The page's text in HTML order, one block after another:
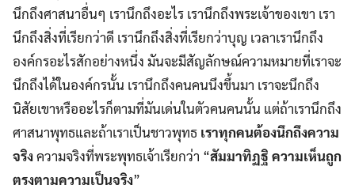
นึกถึงศาสนาอื่นๆ เรานึกถึงอะไร เรานึกถึงพระเจ้าของเขา เรา
นึกถึงสิ่งที่เรียกว่าดี เรานึกถึงสิ่งที่เรียกว่าบุญ เวลาเรานึกถึง
องค์กรอะไรสักอย่างหนึ่ง มันจะมีสัญลักษณ์ความหมายที่เราจะ
นึกถึงได้ในองค์กรนั้น เรานึกถึงคนคนนึงขึ้นมา เราจะนึกถึง
นิสัยเขาหรืออะไรก็ตามที่มันเด่นในตัวคนคนนั้น แต่ถ้าเรานึกถึง
ศาสนาพุทธและถ้าเราเป็นชาวพุทธ เราทุกคนต้องนึกถึงความ
จริงความจริงที่พระพุทธเจ้าเรียกว่า “สัมมาทิฏฐิ ความเห็นถูก
ตรงตามความเป็นจริง”